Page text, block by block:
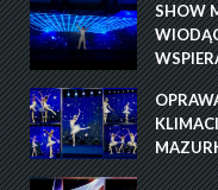
SHOW